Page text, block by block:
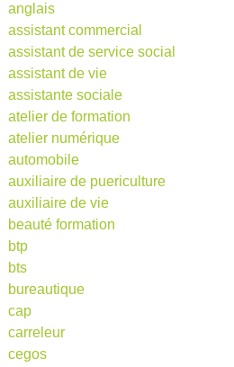
anglais
assistant commercial
assistant de service social
assistant de vie
assistante sociale
atelier de formation
atelier numérique
automobile
auxiliaire de puericulture
auxiliaire de vie
beauté formation
btp
bts
bureautique
cap
carreleur
cegos